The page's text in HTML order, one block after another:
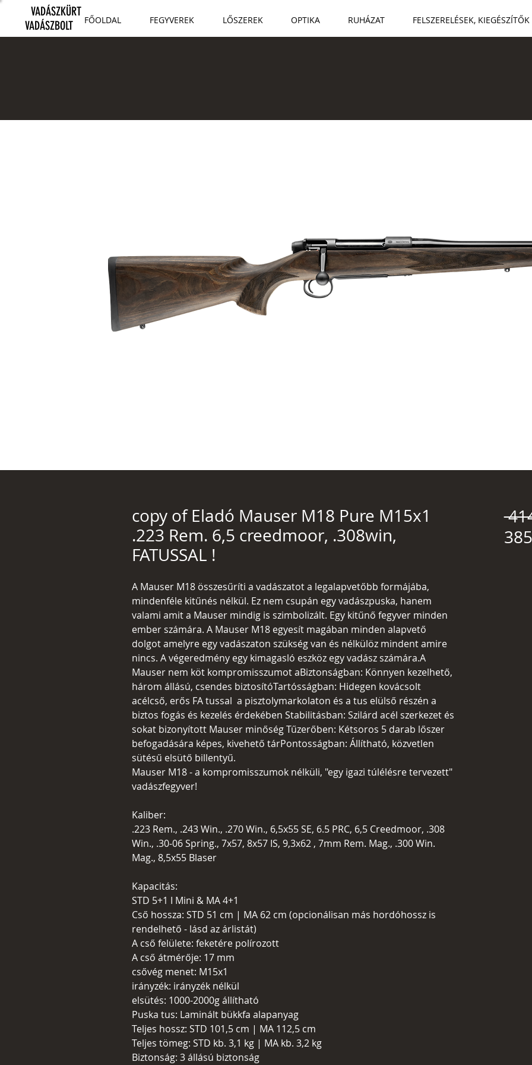
FŐOLDAL FEGYVEREK LŐSZEREK OPTIKA RUHÁZAT FELSZERELÉSEK, KIEGÉSZÍTŐK
VADÁSZKÜRT
VADÁSZBOLT
copy of Eladó Mauser M18 Pure M15x1
.223 Rem. 6,5 creedmoor, .308win,
FATUSSAL !
A Mauser M18 összesűríti a vadászatot a legalapvetőbb formájába,
mindenféle kitűnés nélkül. Ez nem csupán egy vadászpuska, hanem
valami amit a Mauser mindig is szimbolizált. Egy kitűnő fegyver minden
ember számára. A Mauser M18 egyesít magában minden alapvető
dolgot amelyre egy vadászaton szükség van és nélkülöz mindent amire
nincs. A végeredmény egy kimagasló eszköz egy vadász számára.A
Mauser nem köt kompromisszumot aBiztonságban: Könnyen kezelhető,
három állású, csendes biztosítóTartósságban: Hidegen kovácsolt
acélcső, erős FA tussal a pisztolymarkolaton és a tus elülső részén a
biztos fogás és kezelés érdekében Stabilitásban: Szilárd acél szerkezet és
sokat bizonyított Mauser minőség Tűzerőben: Kétsoros 5 darab lőszer
befogadására képes, kivehető tárPontosságban: Állítható, közvetlen
sütésű elsütő billentyű.
Mauser M18 - a kompromisszumok nélküli, "egy igazi túlélésre tervezett"
vadászfegyver!
Kaliber:
.223 Rem., .243 Win., .270 Win., 6,5x55 SE, 6.5 PRC, 6,5 Creedmoor, .308
Win., .30-06 Spring., 7x57, 8x57 IS, 9,3x62 , 7mm Rem. Mag., .300 Win.
Mag., 8,5x55 Blaser
Kapacitás:
STD 5+1 I Mini & MA 4+1
Cső hossza: STD 51 cm | MA 62 cm (opcionálisan más hordóhossz is
rendelhető - lásd az árlistát)
A cső felülete: feketére polírozott
A cső átmérője: 17 mm
csővég menet: M15x1
irányzék: irányzék nélkül
elsütés: 1000-2000g állítható
Puska tus: Laminált bükkfa alapanyag
Teljes hossz: STD 101,5 cm | MA 112,5 cm
Teljes tömeg: STD kb. 3,1 kg | MA kb. 3,2 kg
Biztonság: 3 állású biztonság